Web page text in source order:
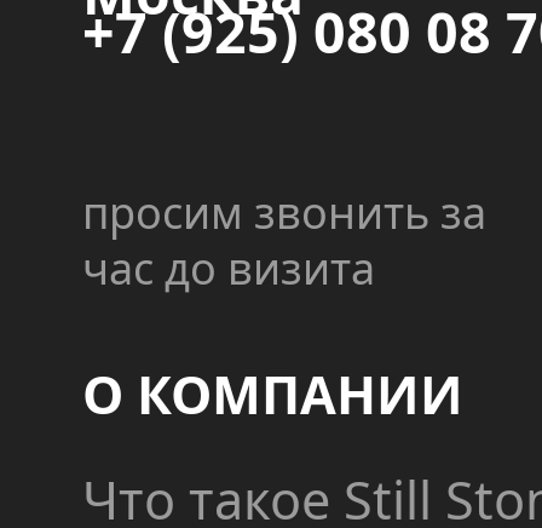
просим звонить за
час до визита
+7 (925) 080 08
О КОМПАНИИ
Что такое Still